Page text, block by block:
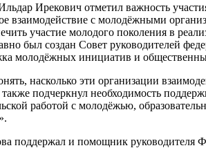
Ирекович отметил важность
взаимодействие с молодёжными
участие молодого поколения в
был создан Совет руководителей
молодёжных инициатив и
насколько эти организации
подчеркнул необходимость
работой с молодёжью,
поддержал и помощник руководителя